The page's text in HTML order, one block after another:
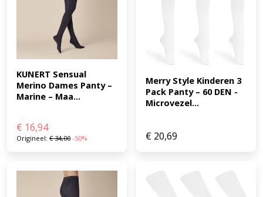
KUNERT Sensual
Merino Dames Panty –
Marine – Maa...
€ 16,94
Origineel: €34,00 -50%
Merry Style Kinderen 3
Pack Panty – 60 DEN -
Microvezel...
€ 20,69